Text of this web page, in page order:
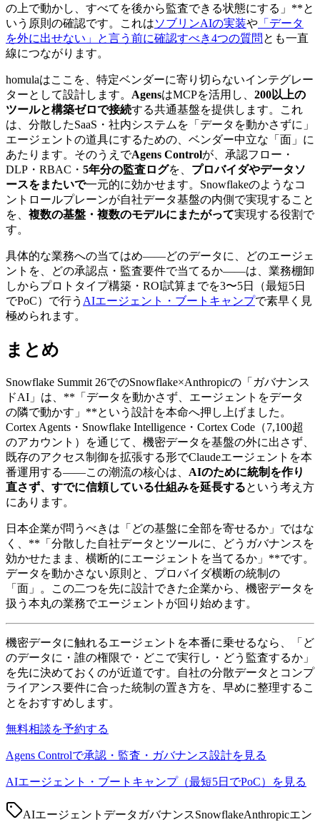
の上で動かし、すべてを後から監査できる状態にする」**と
いう原則の確認です。これはソブリンAIの実装や 「データ
を外に出せない」と言う前に確認すべき4つの質問 とも一直
線につながります。
homulaはここを、特定ベンダーに寄り切らないインテグレー
ターとして設計します。 AgensはMCPを活用し、 200以上の
ツールと構築ゼロで接続する共通基盤を提供します。これ
は、分散したSaaS・社内システムを「データを動かさずに」
エージェントの道具にするための、ベンダー中立な「面」に
あたります。そのうえでAgens Controlが、承認フロー・
DLP・RBAC・ 5年分の監査ログを、 プロバイダやデータソ
ースをまたいで一元的に効かせます。Snowflakeのようなコ
ントロールプレーンが自社データ基盤の内側で実現すること
を、 複数の基盤・複数のモデルにまたがって実現する役割で
す。
具体的な業務への当てはめ——どのデータに、どのエージェ
ントを、どの承認点・監査要件で当てるか——は、業務棚卸
しからプロトタイプ構築・ROI試算までを3〜5日（最短5日
でPoC）で行う AIエージェント・ブートキャンプで素早く見
極められます。
まとめ
Snowflake Summit 26でのSnowflake×Anthropicの「ガバナンス
ドAI」は、**「データを動かさず、エージェントをデータ
の隣で動かす」**という設計を本命へ押し上げました。
Cortex Agents・Snowflake Intelligence・Cortex Code（7,100超
のアカウント）を通じて、機密データを基盤の外に出さず、
既存のアクセス制御を拡張する形でClaudeエージェントを本
番運用する——この潮流の核心は、 AIのために統制を作り
直さず、すでに信頼している仕組みを延長するという考え方
にあります。
日本企業が問うべきは「どの基盤に全部を寄せるか」ではな
く、**「分散した自社データとツールに、どうガバナンスを
効かせたまま、横断的にエージェントを当てるか」**です。
データを動かさない原則と、プロバイダ横断の統制の
「面」。この二つを先に設計できた企業から、機密データを
扱う本丸の業務でエージェントが回り始めます。
機密データに触れるエージェントを本番に乗せるなら、「ど
のデータに・誰の権限で・どこで実行し・どう監査するか」
を先に決めておくのが近道です。自社の分散データとコンプ
ライアンス要件に合った統制の置き方を、早めに整理するこ
とをおすすめします。
無料相談を予約する
Agens Controlで承認・監査・ガバナンス設計を見る
AIエージェント・ブートキャンプ（最短5日でPoC）を見る
AIエージェント データガバナンスSnowflakeAnthropicエン